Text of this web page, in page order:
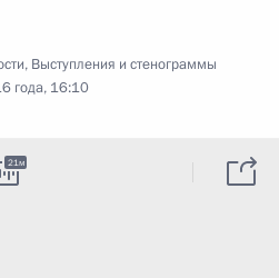
, Выступления и стенограммы
года, 16:10
21м